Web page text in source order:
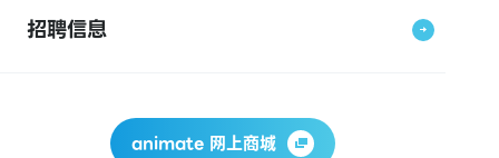
招聘信息
animate 网上商城